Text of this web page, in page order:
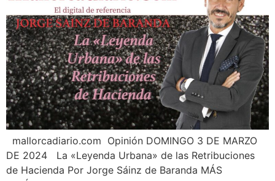
mallorcadiario.com Opinión DOMINGO 3 DE MARZO
DE 2024 La «Leyenda Urbana» de las Retribuciones
de Hacienda Por Jorge Sáinz de Baranda MÁS